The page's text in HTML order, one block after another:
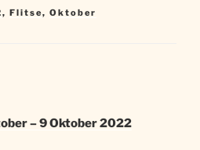
,Flitse,Oktober
– 9 Oktober 2022